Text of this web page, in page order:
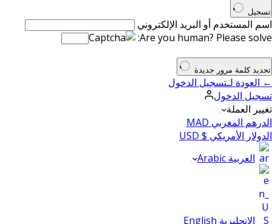
تسجيل
اسم المستخدم أو البريد الإلكتروني
Are you human? Please solve:
تحديد كلمة مرور جديدة
← العودة لـتسجيل الدخول
تسجيل الدخول
تغيير العملة
الدرهم المغربي MAD
الدولار الأمريكي $ USD
العربية Arabic
الإنجليزية English